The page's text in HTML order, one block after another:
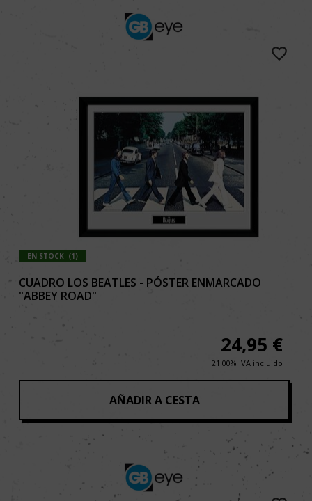
EN STOCK (1)
CUADRO LOS BEATLES - PÓSTER ENMARCADO
"ABBEY ROAD"
24,95 €
21.00% IVA incluido
AÑADIR A CESTA